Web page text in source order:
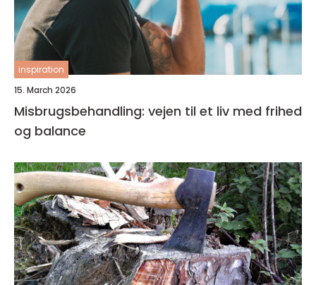
inspiration
15. March 2026
Misbrugsbehandling: vejen til et liv med frihed
og balance